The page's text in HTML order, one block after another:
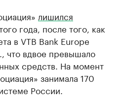
лишился
года, после того, как
в VTB Bank Europe
что вдвое превышало
средств. На момент
занимала 170
России.